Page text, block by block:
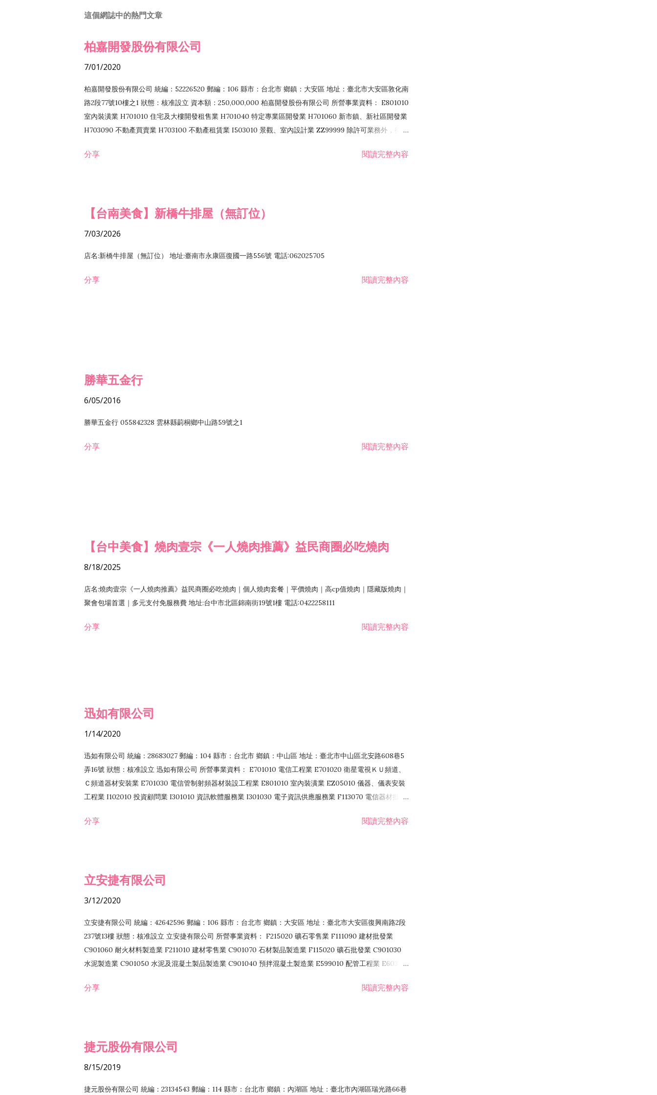
這個網誌中的熱門文章
柏嘉開發股份有限公司
7/01/2020
柏嘉開發股份有限公司 統編：52226520 郵編：106 縣市：台北市 鄉鎮：大安區 地址：臺北市大安區敦化南
路2段77號10樓之1 狀態：核准設立 資本額：250,000,000 柏嘉開發股份有限公司 所營事業資料： E801010
室內裝潢業 H701010 住宅及大樓開發租售業 H701040 特定專業區開發業 H701060 新市鎮、新社區開發業
H703090 不動產買賣業 H703100 不動產租賃業 I503010 景觀、室內設計業 ZZ99999 除許可業務外，得經
分享 閱讀完整內容
【台南美食】新橋牛排屋（無訂位）
7/03/2026
店名:新橋牛排屋（無訂位） 地址:臺南市永康區復國一路556號 電話:062025705
分享 閱讀完整內容
勝華五金行
6/05/2016
勝華五金行 055842328 雲林縣莿桐鄉中山路59號之1
分享 閱讀完整內容
【台中美食】燒肉壹宗《一人燒肉推薦》益民商圈必吃燒肉
8/18/2025
店名:燒肉壹宗《一人燒肉推薦》益民商圈必吃燒肉｜個人燒肉套餐｜平價燒肉｜高cp值燒肉｜隱藏版燒肉｜
聚會包場首選｜多元支付免服務費 地址:台中市北區錦南街19號1樓 電話:0422258111
分享 閱讀完整內容
迅如有限公司
1/14/2020
迅如有限公司 統編：28683027 郵編：104 縣市：台北市 鄉鎮：中山區 地址：臺北市中山區北安路608巷5
弄16號 狀態：核准設立 迅如有限公司 所營事業資料： E701010 電信工程業 E701020 衛星電視ＫＵ頻道、
Ｃ頻道器材安裝業 E701030 電信管制射頻器材裝設工程業 E801010 室內裝潢業 EZ05010 儀器、儀表安裝
工程業 I102010 投資顧問業 I301010 資訊軟體服務業 I301030 電子資訊供應服務業 F113070 電信器材批發
務 F102030 菸酒批發業 F203020 菸酒零售業 F401171 酒類輸入業
分享 閱讀完整內容
立安捷有限公司
3/12/2020
立安捷有限公司 統編：42642596 郵編：106 縣市：台北市 鄉鎮：大安區 地址：臺北市大安區復興南路2段
237號13樓 狀態：核准設立 立安捷有限公司 所營事業資料： F215020 礦石零售業 F111090 建材批發業
C901060 耐火材料製造業 F211010 建材零售業 C901070 石材製品製造業 F115020 礦石批發業 C901030
水泥製造業 C901050 水泥及混凝土製品製造業 C901040 預拌混凝土製造業 E599010 配管工程業 E603110
EZ99990 其他工程業 F102170 食品什貨批發業 F106020 日常用品批發業 F108031 醫療器材批發業
分享 閱讀完整內容
捷元股份有限公司
8/15/2019
捷元股份有限公司 統編：23134543 郵編：114 縣市：台北市 鄉鎮：內湖區 地址：臺北市內湖區瑞光路66巷